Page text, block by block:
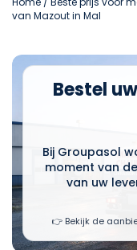
van Mazout in Mal
Bestel
Bij Groupasol
moment van
van uw
👉 Bekijk de